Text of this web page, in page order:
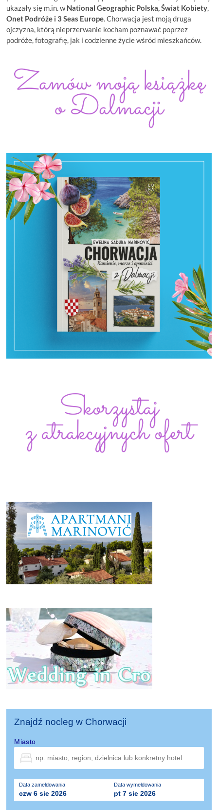
ukazały się m.in. wNational Geographic Polska, Świat Kobiety,
Onet Podróże i 3 Seas Europe. Chorwacja jest moją druga
ojczyzna, którą nieprzerwanie kocham poznawać poprzez
podróże, fotografię, jak i codzienne życie wśród mieszkańców.
Znajdź nocleg w Chorwacji
Miasto
Data zameldowania
czw 6 sie 2026
Data wymeldowania
pt 7 sie 2026